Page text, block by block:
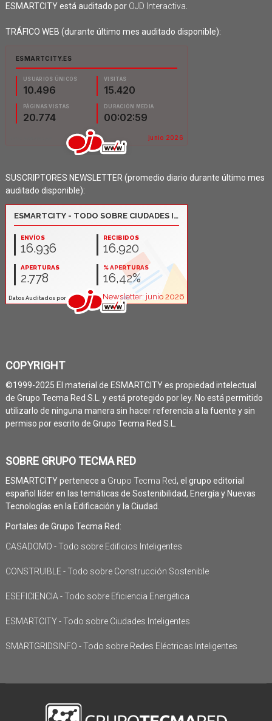
ESMARTCITY está auditado por OJD Interactiva
TRÁFICO WEB (durante último mes auditado disponible):
SUSCRIPTORES NEWSLETTER (promedio diario durante último mes
auditado disponible):
COPYRIGHT
©1999-2025 El material de ESMARTCITY es propiedad intelectual
de Grupo Tecma Red S.L. y está protegido por ley. No está permitido
utilizarlo de ninguna manera sin hacer referencia a la fuente y sin
permiso por escrito de Grupo Tecma Red S.L.
SOBRE GRUPO TECMA RED
ESMARTCITY pertenece a Grupo Tecma Red, el grupo editorial
español líder en las temáticas de Sostenibilidad, Energía y Nuevas
Tecnologías en la Edificación y la Ciudad.
Portales de Grupo Tecma Red:
CASADOMO - Todo sobre Edificios Inteligentes
CONSTRUIBLE - Todo sobre Construcción Sostenible
ESEFICIENCIA - Todo sobre Eficiencia Energética
ESMARTCITY - Todo sobre Ciudades Inteligentes
SMARTGRIDSINFO - Todo sobre Redes Eléctricas Inteligentes